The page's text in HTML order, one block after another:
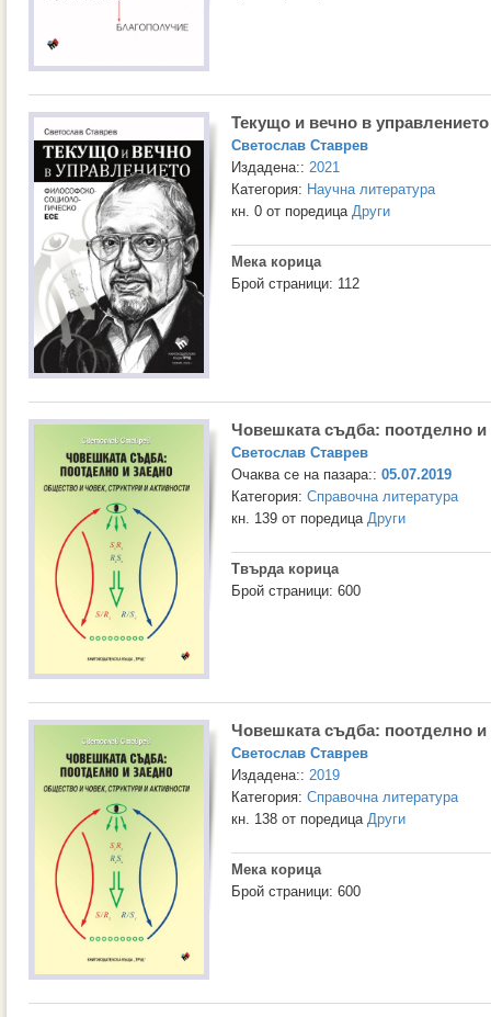
Текущо и вечно в управлението
Светослав Ставрев
Издадена:: 2021
Категория: Научна литература
кн. 0 от поредица Други
Мека корица
Брой страници: 112
Човешката съдба: поотделно и
Светослав Ставрев
Очаква се на пазара:: 05.07.2019
Категория: Справочна литература
кн. 139 от поредица Други
Твърда корица
Брой страници: 600
Човешката съдба: поотделно и
Светослав Ставрев
Издадена:: 2019
Категория: Справочна литература
кн. 138 от поредица Други
Мека корица
Брой страници: 600